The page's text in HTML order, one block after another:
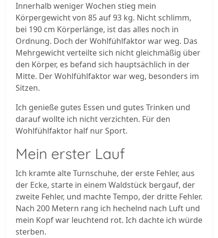
Innerhalb weniger Wochen stieg mein
Körpergewicht von 85 auf 93 kg. Nicht schlimm,
bei 190 cm Körperlänge, ist das alles noch in
Ordnung. Doch der Wohlfühlfaktor war weg. Das
Mehrgewicht verteilte sich nicht gleichmäßig über
den Körper, es befand sich hauptsächlich in der
Mitte. Der Wohlfühlfaktor war weg, besonders im
Sitzen.
Ich genieße gutes Essen und gutes Trinken und
darauf wollte ich nicht verzichten. Für den
Wohlfühlfaktor half nur Sport.
Mein erster Lauf
Ich kramte alte Turnschuhe, der erste Fehler, aus
der Ecke, starte in einem Waldstück bergauf, der
zweite Fehler, und machte Tempo, der dritte Fehler.
Nach 200 Metern rang ich hechelnd nach Luft und
mein Kopf war leuchtend rot. Ich dachte ich würde
sterben.